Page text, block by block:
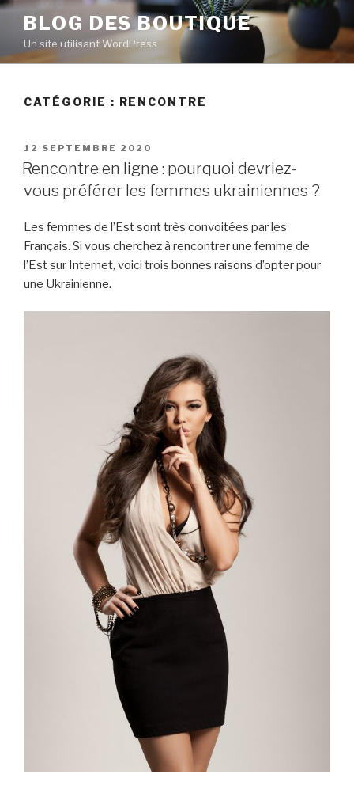
Aller
contenu
principal
BLOG DES BOUTIQUE
Un site utilisant WordPress
CATÉGORIE : RENCONTRE
PUBLIÉ
LE
12 SEPTEMBRE 2020
Rencontre en ligne : pourquoi devriez-
vous préférer les femmes ukrainiennes ?
Les femmes de l’Est sont très convoitées par les
Français. Si vous cherchez à rencontrer une femme de
l’Est sur Internet, voici trois bonnes raisons d’opter pour
une Ukrainienne.